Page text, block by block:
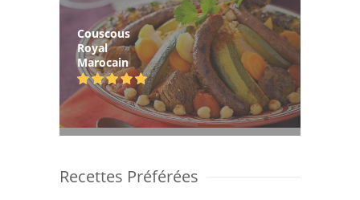
Couscous
Royal
Marocain
Recettes Préférées